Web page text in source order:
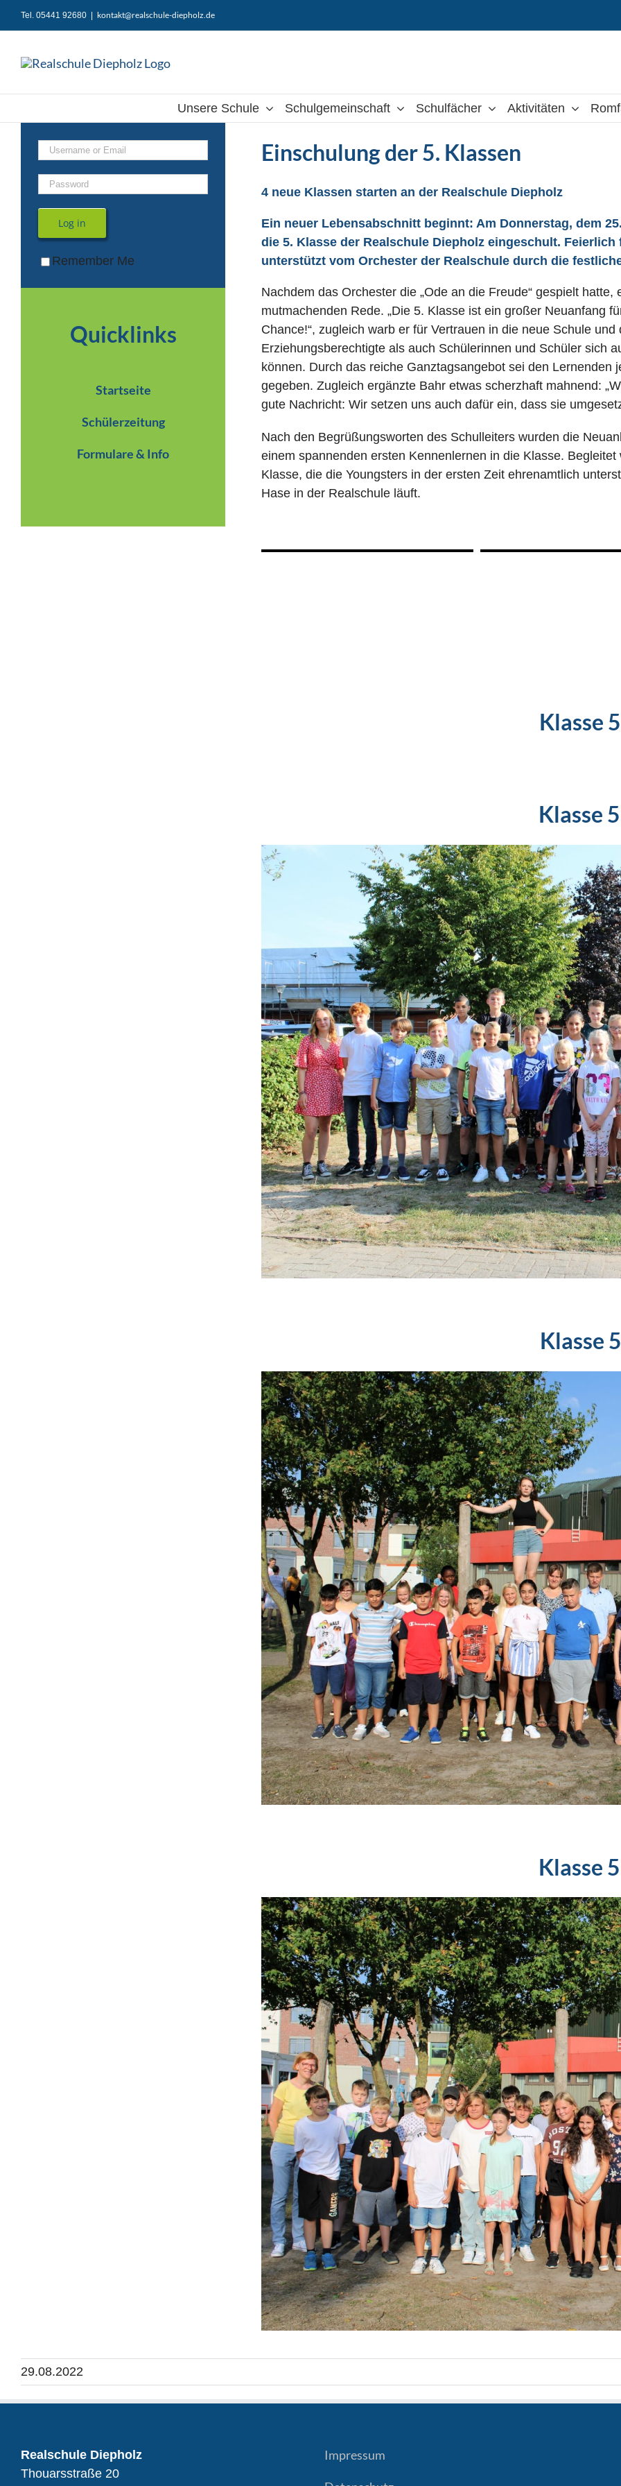
Zum
Inhalt
Tel. 05441 92680 kontakt@realschule-diepholz.de
Unsere Schule Schulgemeinschaft Schulfächer Aktivitäten
Log in
Remember Me
Quicklinks
Startseite
Schülerzeitung
Formulare & Info
Einschulung der 5. Klassen
4 neue Klassen starten an der Realschule Diepholz
Ein neuer Lebensabschnitt beginnt: Am Donnerstag, dem
die 5. Klasse der Realschule Diepholz eingeschult.
unterstützt vom Orchester der Realschule durch die
Nachdem das Orchester die „Ode an die Freude“ gespielt
mutmachenden Rede. „Die 5. Klasse ist ein großer Neuanfang
Chance!“, zugleich warb er für Vertrauen in die neue Schule
Erziehungsberechtigte als auch Schülerinnen und Schüler sich
können. Durch das reiche Ganztagsangebot sei den Lernenden
gegeben. Zugleich ergänzte Bahr etwas scherzhaft mahnend:
gute Nachricht: Wir setzen uns auch dafür ein, dass sie
Nach den Begrüßungsworten des Schulleiters wurden die
einem spannenden ersten Kennenlernen in die Klasse.
Klasse, die die Youngsters in der ersten Zeit ehrenamtlich
Hase in der Realschule läuft.
Klasse
Klasse
Klasse
Klasse
29.08.2022
Realschule Diepholz
Thouarsstraße 20
Impressum